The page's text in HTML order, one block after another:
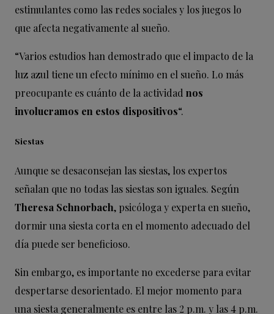
estimulantes como las redes sociales y los juegos lo
que afecta negativamente al sueño.
“Varios estudios han demostrado que el impacto de la
luz azul tiene un efecto mínimo en el sueño. Lo más
preocupante es cuánto de la actividad nos
involucramos en estos dispositivos“.
Siestas
Aunque se desaconsejan las siestas, los expertos
señalan que no todas las siestas son iguales. Según
Theresa Schnorbach, psicóloga y experta en sueño,
dormir una siesta corta en el momento adecuado del
día puede ser beneficioso.
Sin embargo, es importante no excederse para evitar
despertarse desorientado. El mejor momento para
una siesta generalmente es entre las 2 p.m. y las 4 p.m.